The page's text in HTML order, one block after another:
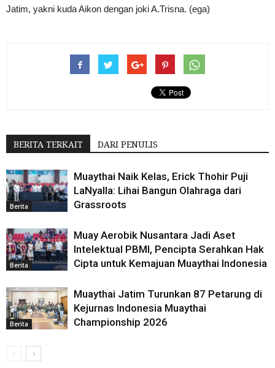
Jatim, yakni kuda Aikon dengan joki A.Trisna. (ega)
BERITA TERKAIT DARI PENULIS
Berita
Muaythai Naik Kelas, Erick Thohir Puji
LaNyalla: Lihai Bangun Olahraga dari
Grassroots
Berita
Muay Aerobik Nusantara Jadi Aset
Intelektual PBMI, Pencipta Serahkan Hak
Cipta untuk Kemajuan Muaythai Indonesia
Berita
Muaythai Jatim Turunkan 87 Petarung di
Kejurnas Indonesia Muaythai
Championship 2026